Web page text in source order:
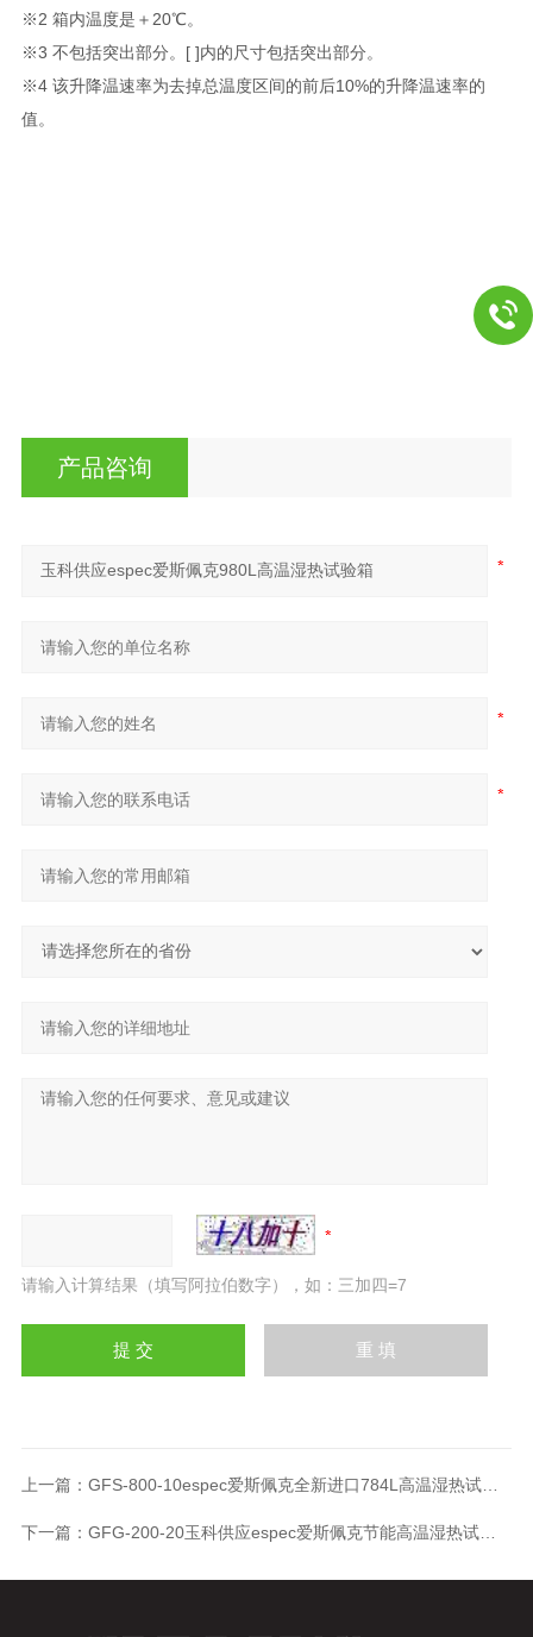
※2 箱内温度是＋20℃。
※3 不包括突出部分。[ ]内的尺寸包括突出部分。
※4 该升降温速率为去掉总温度区间的前后10%的升降温速率的
值。
产品咨询
请输入计算结果（填写阿拉伯数字），如：三加四=7
上一篇： GFS-800-10espec爱斯佩克全新进口784L高温湿热试验箱
下一篇： GFG-200-20玉科供应espec爱斯佩克节能高温湿热试验箱